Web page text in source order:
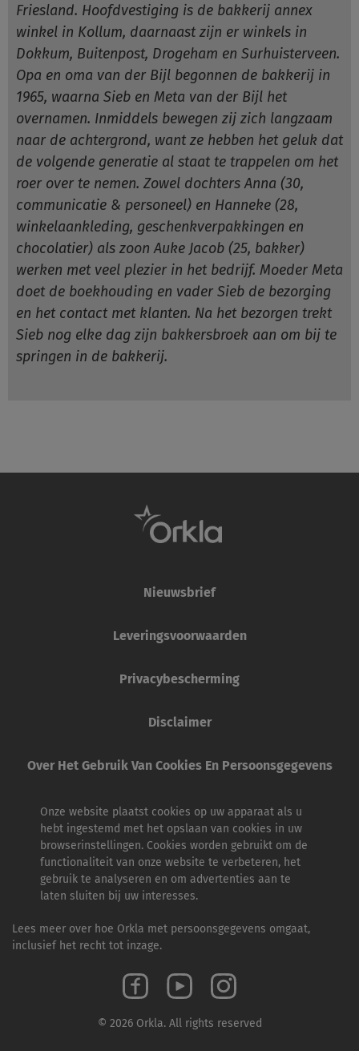
Friesland. Hoofdvestiging is de bakkerij annex
winkel in Kollum, daarnaast zijn er winkels in
Dokkum, Buitenpost, Drogeham en Surhuisterveen.
Opa en oma van der Bijl begonnen de bakkerij in
1965, waarna Sieb en Meta van der Bijl het
overnamen. Inmiddels bewegen zij zich langzaam
naar de achtergrond, want ze hebben het geluk dat
de volgende generatie al staat te trappelen om het
roer over te nemen. Zowel dochters Anna (30,
communicatie & personeel) en Hanneke (28,
winkelaankleding, geschenkverpakkingen en
chocolatier) als zoon Auke Jacob (25, bakker)
werken met veel plezier in het bedrijf. Moeder Meta
doet de boekhouding en vader Sieb de bezorging
en het contact met klanten. Na het bezorgen trekt
Sieb nog elke dag zijn bakkersbroek aan om bij te
springen in de bakkerij.
Nieuwsbrief
Leveringsvoorwaarden
Privacybescherming
Disclaimer
Over Het Gebruik Van Cookies En Persoonsgegevens
Onze website plaatst cookies op uw apparaat als u
hebt ingestemd met het opslaan van cookies in uw
browserinstellingen. Cookies worden gebruikt om de
functionaliteit van onze website te verbeteren, het
gebruik te analyseren en om advertenties aan te
laten sluiten bij uw interesses.
Lees meer over hoe Orkla met persoonsgegevens omgaat,
inclusief het recht tot inzage.
© 2026 Orkla. All rights reserved